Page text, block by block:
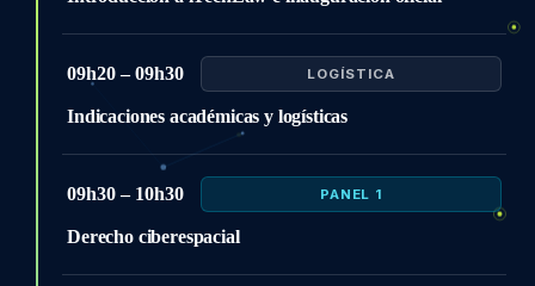
09h20 – 09h30 LOGÍSTICA
Indicaciones académicas y logísticas
09h30 – 10h30 PANEL 1
Derecho ciberespacial